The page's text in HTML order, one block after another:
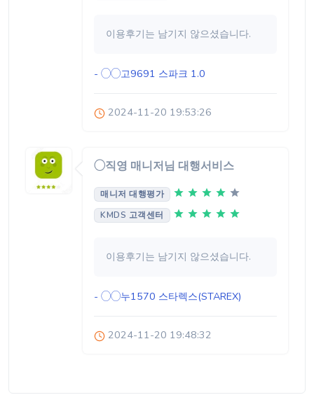
이용후기는 남기지 않으셨습니다.
- ◯◯고9691 스파크 1.0
2024-11-20 19:53:26
◯직영 매니저님 대행서비스
매니저 대행평가
KMDS 고객센터
이용후기는 남기지 않으셨습니다.
- ◯◯누1570 스타렉스(STAREX)
2024-11-20 19:48:32